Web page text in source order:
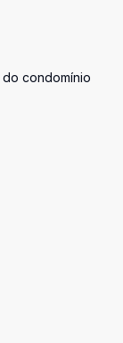
condomínio